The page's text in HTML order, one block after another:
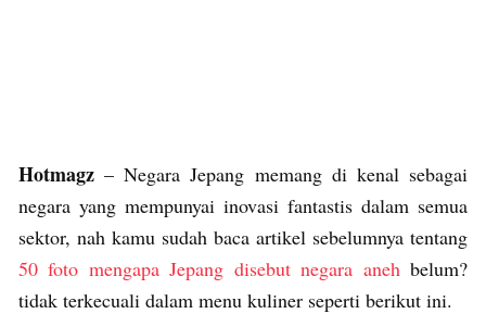
Hotmagz – Negara Jepang memang di kenal sebagai
negara yang mempunyai inovasi fantastis dalam semua
sektor, nah kamu sudah baca artikel sebelumnya tentang
50 foto mengapa Jepang disebut negara aneh belum?
tidak terkecuali dalam menu kuliner seperti berikut ini.